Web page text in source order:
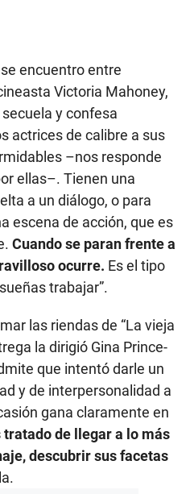
encuentro entre
Victoria Mahoney,
y confesa
actrices de calibre a sus
–nos responde
ellas–. Tienen una
a un diálogo, o para
escena de acción, que es
Cuando se paran frente a
ocurre. Es el tipo
trabajar”.
las riendas de “La vieja
la dirigió Gina Prince-
que intentó darle un
y de interpersonalidad a
gana claramente en
tratado de llegar a lo más
descubrir sus facetas